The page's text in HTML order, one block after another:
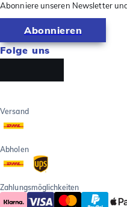
Abonniere unseren Newsletter
Abonnieren
Folge uns
Versand
Abholen
Zahlungsmöglichkeiten